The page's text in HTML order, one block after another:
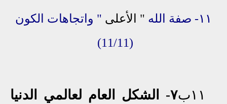
١١- صفة الله " الأعلى " واتجاهات الكون
(11/11)
١١ب ٧- الشكل
العام لعالمي الدنيا